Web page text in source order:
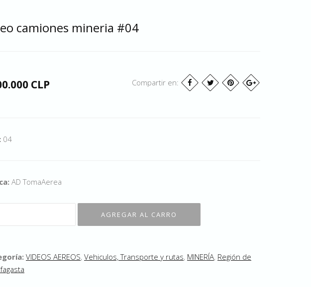
camiones mineria #04
CLP Compartir en:
04
AD TomaAerea
VIDEOS AEREOS, Vehiculos, Transporte y rutas, MINERÍA, Región de